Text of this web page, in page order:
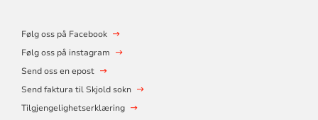
Følg oss på Facebook
Følg oss på instagram
Send oss en epost
Send faktura til Skjold sokn
Tilgjengelighetserklæring